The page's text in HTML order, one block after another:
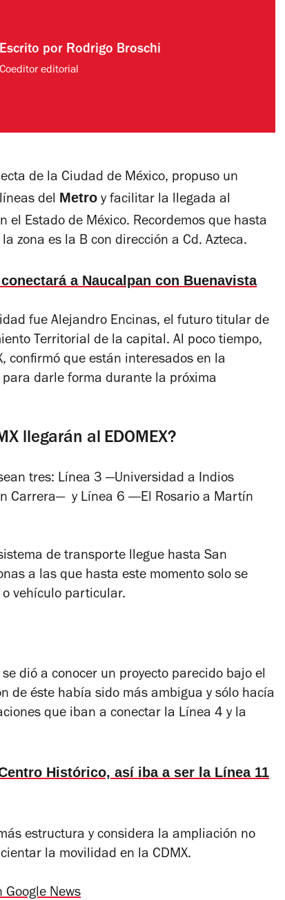
Escrito por Rodrigo Broschi
Coeditor editorial
de la Ciudad de México, propuso un
del Metro y facilitar la llegada al
el Estado de México. Recordemos que hasta
zona es la B con dirección a Cd. Azteca.
a Naucalpan con Buenavista
fue Alejandro Encinas, el futuro titular de
Territorial de la capital. Al poco tiempo,
confirmó que están interesados en la
darle forma durante la próxima
llegarán al EDOMEX?
tres: Línea 3 —Universidad a Indios
Carrera— y Línea 6 —-El Rosario a Martín
de transporte llegue hasta San
a las que hasta este momento solo se
vehículo particular.
dió a conocer un proyecto parecido bajo el
de éste había sido más ambigua y sólo hacía
que iban a conectar la Línea 4 y la
Histórico, así iba a ser la Línea 11
estructura y considera la ampliación no
la movilidad en la CDMX.
News